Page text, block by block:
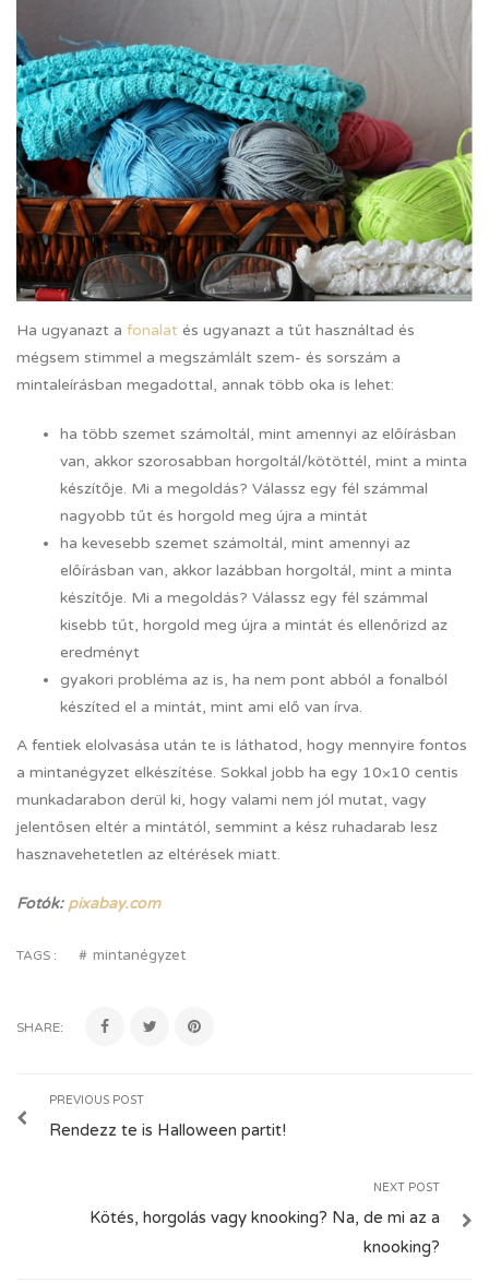
Ha ugyanazt a fonalat és ugyanazt a tűt használtad és
mégsem stimmel a megszámlált szem- és sorszám a
mintaleírásban megadottal, annak több oka is lehet:
ha több szemet számoltál, mint amennyi az előírásban
van, akkor szorosabban horgoltál/kötöttél, mint a minta
készítője. Mi a megoldás? Válassz egy fél számmal
nagyobb tűt és horgold meg újra a mintát
ha kevesebb szemet számoltál, mint amennyi az
előírásban van, akkor lazábban horgoltál, mint a minta
készítője. Mi a megoldás? Válassz egy fél számmal
kisebb tűt, horgold meg újra a mintát és ellenőrizd az
eredményt
gyakori probléma az is, ha nem pont abból a fonalból
készíted el a mintát, mint ami elő van írva.
A fentiek elolvasása után te is láthatod, hogy mennyire fontos
a mintanégyzet elkészítése. Sokkal jobb ha egy 10×10 centis
munkadarabon derül ki, hogy valami nem jól mutat, vagy
jelentősen eltér a mintától, semmint a kész ruhadarab lesz
hasznavehetetlen az eltérések miatt.
Fotók: pixabay.com
TAGS : mintanégyzet
SHARE:
PREVIOUS POST
Rendezz te is Halloween partit!
NEXT POST
Kötés, horgolás vagy knooking? Na, de mi az a
knooking?